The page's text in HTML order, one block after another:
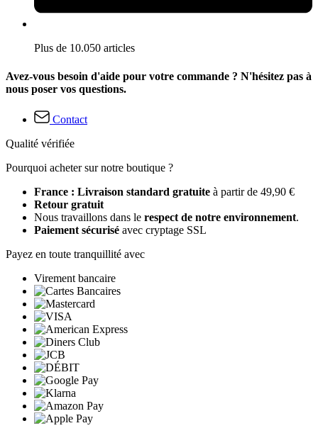
Plus de 10.050 articles
Avez-vous besoin d'aide pour votre commande ? N'hésitez pas à
nous poser vos questions.
Contact
Qualité vérifiée
Pourquoi acheter sur notre boutique ?
France : Livraison standard gratuite à partir de 49,90 €
Retour gratuit
Nous travaillons dans le respect de notre environnement.
Paiement sécurisé avec cryptage SSL
Payez en toute tranquillité avec
Virement bancaire